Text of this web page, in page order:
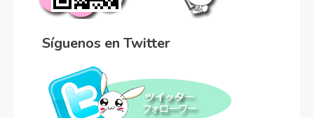
Síguenos en Twitter